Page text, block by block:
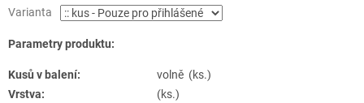
Varianta
Parametry produktu:
Kusů v balení:
volně (ks.)
Vrstva:
(ks.)